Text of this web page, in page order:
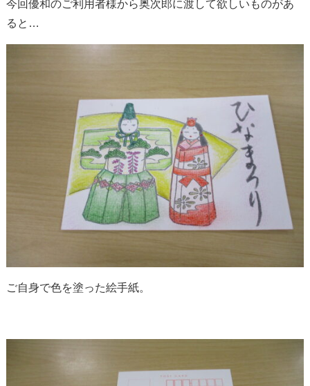
今回優和のご利用者様から奥次郎に渡して欲しいものがあ
ると…
ご自身で色を塗った絵手紙。